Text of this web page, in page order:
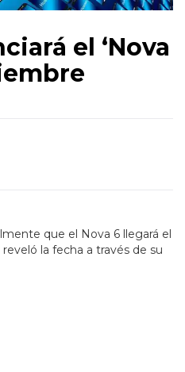
el ‘Nova
que el Nova 6 llegará el
la fecha a través de su